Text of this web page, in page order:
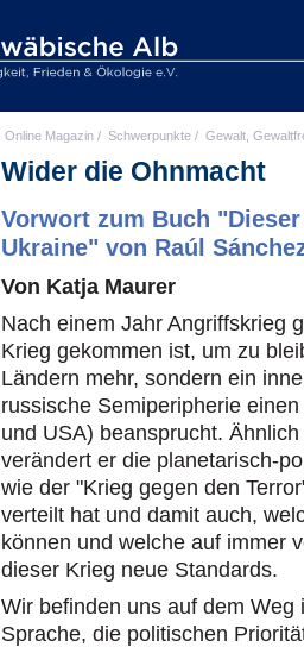
Online Magazin / Schwerpunkte / Gewalt,
Wider die Ohnmacht
Vorwort zum Buch
Ukraine" von Raúl
Von Katja Maurer
Nach einem Jahr Angriffskrieg
Krieg gekommen ist, um zu
Ländern mehr, sondern ein
russische Semiperipherie
und USA) beansprucht.
verändert er die planetarisch-
wie der "Krieg gegen den
verteilt hat und damit auch,
können und welche auf immer
dieser Krieg neue Standards.
Wir befinden uns auf dem
Sprache, die politischen